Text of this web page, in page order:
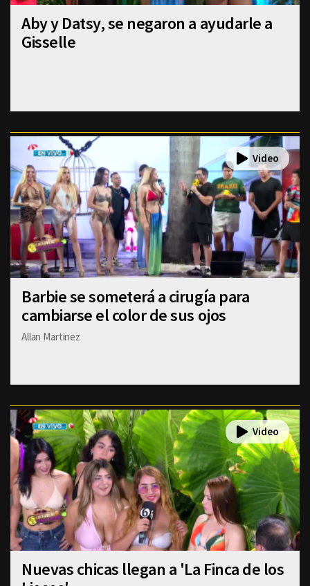
Aby y Datsy, se negaron a ayudarle a
Gisselle
Barbie se someterá a cirugía para
cambiarse el color de sus ojos
Allan Martinez
Nuevas chicas llegan a 'La Finca de los